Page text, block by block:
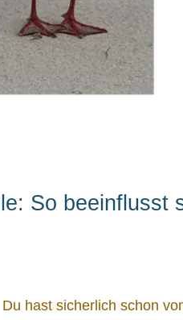
So beeinflusst
hast sicherlich schon